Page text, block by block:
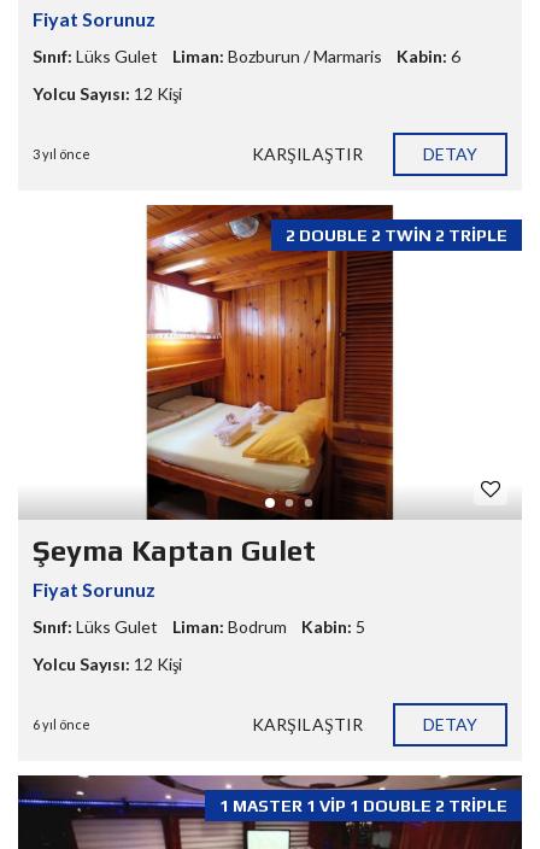
Fiyat Sorunuz
Sınıf: Lüks Gulet Liman: Bozburun / Marmaris Kabin: 6
Yolcu Sayısı: 12 Kişi
3 yıl önce KARŞILAŞTIR DETAY
2 DOUBLE 2 TWIN 2 TRIPLE
Şeyma Kaptan Gulet
Fiyat Sorunuz
Sınıf: Lüks Gulet Liman: Bodrum Kabin: 5
Yolcu Sayısı: 12 Kişi
6 yıl önce KARŞILAŞTIR DETAY
1 MASTER 1 VIP 1 DOUBLE 2 TRIPLE